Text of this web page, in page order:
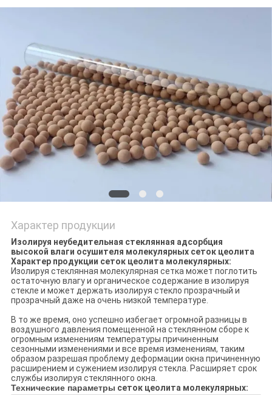
РАСЦЕНКИ
КАРТА
САЙТА
PRIVACY
POLICY
Характер продукции
Изолируя неубедительная стеклянная адсорбция
высокой влаги осушителя молекулярных сеток цеолита
Характер продукции сеток цеолита молекулярных:
Изолируя стеклянная молекулярная сетка может поглотить
остаточную влагу и органическое содержание в изолируя
стекле и может держать изолируя стекло прозрачный и
прозрачный даже на очень низкой температуре.
В то же время, оно успешно избегает огромной разницы в
воздушного давления помещенной на стеклянном сборе к
огромным изменениям температуры причиненным
сезонными изменениями и все время изменениям, таким
образом разрешая проблему деформации окна причиненную
расширением и сужением изолируя стекла. Расширяет срок
службы изолируя стеклянного окна.
Технические параметры сеток цеолита молекулярных: